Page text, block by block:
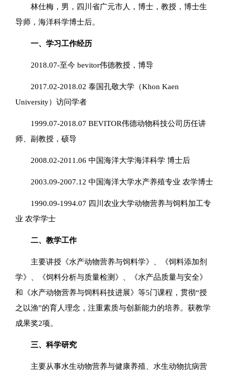
林仕梅，男，四川省广元市人，博士，教授，博士生
导师，海洋科学博士后。
一、学习工作经历
2018.07-至今 bevitor伟德教授，博导
2017.02-2018.02 泰国孔敬大学（Khon Kaen
University）访问学者
1999.07-2018.07 BEVITOR伟德动物科技公司历任讲
师、副教授，硕导
2008.02-2011.06 中国海洋大学海洋科学 博士后
2003.09-2007.12 中国海洋大学水产养殖专业 农学博士
1990.09-1994.07 四川农业大学动物营养与饲料加工专
业 农学学士
二、教学工作
主要讲授《水产动物营养与饲料学》、《饲料添加剂
学》、《饲料分析与质量检测》、《水产品质量与安全》
和《水产动物营养与饲料科技进展》等5门课程，贯彻“授
之以渔”的育人理念，注重素质与创新能力的培养。获教学
成果奖2项。
三、科学研究
主要从事水生动物营养与健康养殖、水生动物抗病营